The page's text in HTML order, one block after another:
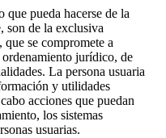
pueda hacerse de la
son de la exclusiva
se compromete a
jurídico, de
La persona usuaria
y utilidades
acciones que puedan
los sistemas
usuarias.